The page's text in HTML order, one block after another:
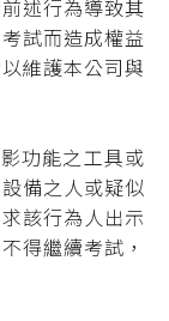
述行為導致其
試而造成權益
維護本公司與
功能之工具或
備之人或疑似
該行為人出示
得繼續考試，